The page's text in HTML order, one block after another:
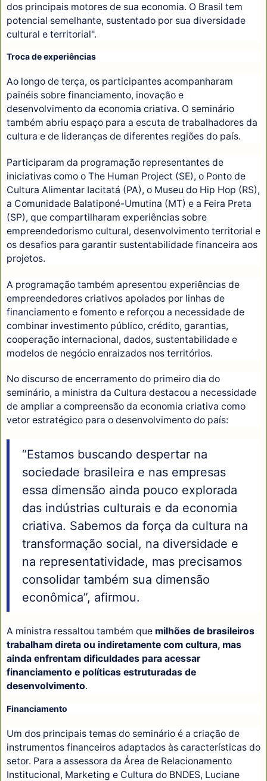
dos principais motores de sua economia. O Brasil tem
potencial semelhante, sustentado por sua diversidade
cultural e territorial".
Troca de experiências
Ao longo de terça, os participantes acompanharam
painéis sobre financiamento, inovação e
desenvolvimento da economia criativa. O seminário
também abriu espaço para a escuta de trabalhadores da
cultura e de lideranças de diferentes regiões do país.
Participaram da programação representantes de
iniciativas como o The Human Project (SE), o Ponto de
Cultura Alimentar Iacitatá (PA), o Museu do Hip Hop (RS),
a Comunidade Balatiponé-Umutina (MT) e a Feira Preta
(SP), que compartilharam experiências sobre
empreendedorismo cultural, desenvolvimento territorial e
os desafios para garantir sustentabilidade financeira aos
projetos.
A programação também apresentou experiências de
empreendedores criativos apoiados por linhas de
financiamento e fomento e reforçou a necessidade de
combinar investimento público, crédito, garantias,
cooperação internacional, dados, sustentabilidade e
modelos de negócio enraizados nos territórios.
No discurso de encerramento do primeiro dia do
seminário, a ministra da Cultura destacou a necessidade
de ampliar a compreensão da economia criativa como
vetor estratégico para o desenvolvimento do país:
“Estamos buscando despertar na
sociedade brasileira e nas empresas
essa dimensão ainda pouco explorada
das indústrias culturais e da economia
criativa. Sabemos da força da cultura na
transformação social, na diversidade e
na representatividade, mas precisamos
consolidar também sua dimensão
econômica”, afirmou.
A ministra ressaltou também que milhões de brasileiros
trabalham direta ou indiretamente com cultura, mas
ainda enfrentam dificuldades para acessar
financiamento e políticas estruturadas de
desenvolvimento.
Financiamento
Um dos principais temas do seminário é a criação de
instrumentos financeiros adaptados às características do
setor. Para a assessora da Área de Relacionamento
Institucional, Marketing e Cultura do BNDES, Luciane